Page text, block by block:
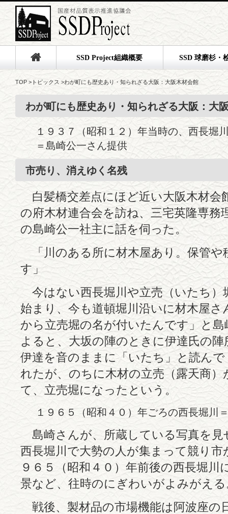
SSD Project組織概要 SSD 球磨杉・
TOP > トピックス >わが町にも歴史あり・知られざる大阪：大阪木材会館
わが町にも歴史あり・知られざる大阪：大
１９３７（昭和１２）年当時の、西長堀
＝島崎公一さん提供
市売り、消えゆく名残
白髪橋交差点にほど近い大阪木材会
の府木材連合会を訪ね、三宅英隆専務
の島崎公一社主に話を伺った。
「川のある所に材木屋あり。保管や
す」
今はない西長堀川や立売（いたち）
始まり、今も道頓堀川沿いに材木屋
から立売堀の名が付いたんです」と
よると、大坂の陣のときに伊達氏の
伊達を音のままに「いたち」と読ん
れたが、のちに木材の立売（露天商
て、立売堀になったという。
１９６５（昭和４０）年ごろの西長堀川
島崎さんが、所蔵している写真を見
西長堀川で大勢の人が集まって競り
９６５（昭和４０）年前後の西長堀
景など、往時のにぎわいがよみがえ
戦後、製材品の市場機能は阿波座の